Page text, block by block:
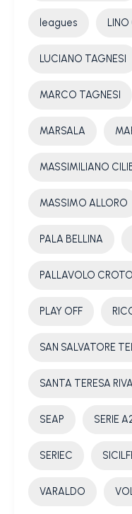
leagues
LUCIANO TAGNESI
MARCO TAGNESI
MARSALA
MASSIMILIANO
MASSIMO ALLORO
PALA BELLINA
PALLAVOLO
PLAY OFF
SAN SALVATORE
SANTA TERESA RIVA
SEAP SERIE
SERIEC
VARALDO